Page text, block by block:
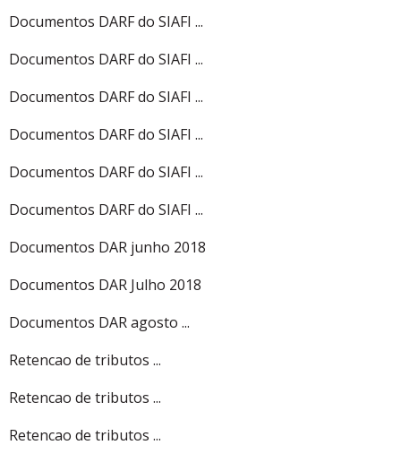
Documentos DARF do SIAFI ...
Documentos DARF do SIAFI ...
Documentos DARF do SIAFI ...
Documentos DARF do SIAFI ...
Documentos DARF do SIAFI ...
Documentos DARF do SIAFI ...
Documentos DAR junho 2018
Documentos DAR Julho 2018
Documentos DAR agosto ...
Retencao de tributos ...
Retencao de tributos ...
Retencao de tributos ...